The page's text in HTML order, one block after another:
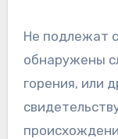
Не подлежат
обнаружены
горения, или